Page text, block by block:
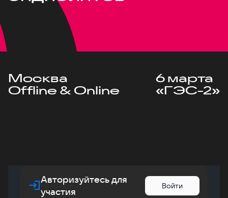
Москва
Offline & Online
6 марта
«ГЭС-2»
Авторизуйтесь для
участия
Войти